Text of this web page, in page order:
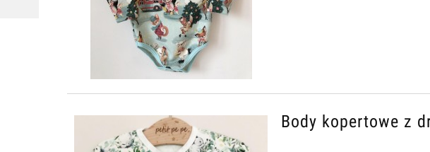
Body kopertowe z